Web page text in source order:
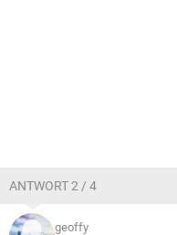
ANTWORT 2 / 4
geoffy